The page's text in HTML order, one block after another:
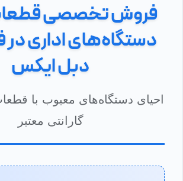
فروش تخصصی
دستگاه‌های اداری در
دبل ایکس
احیای دستگاه‌های معیوب با
گارانتی معتبر